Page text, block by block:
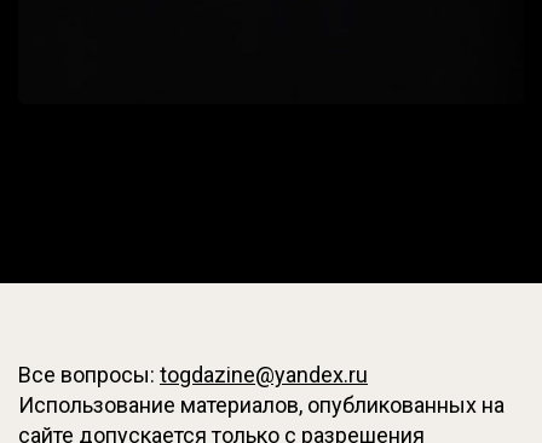
Все вопросы: togdazine@yandex.ru
Использование материалов, опубликованных на
сайте допускается только с разрешения